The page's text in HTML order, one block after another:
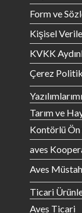
Form ve
Kişisel
KVKK
Çerez
Tarım ve
Kontörlü Ön
aves
Aves
Ticari
Aves Ticari